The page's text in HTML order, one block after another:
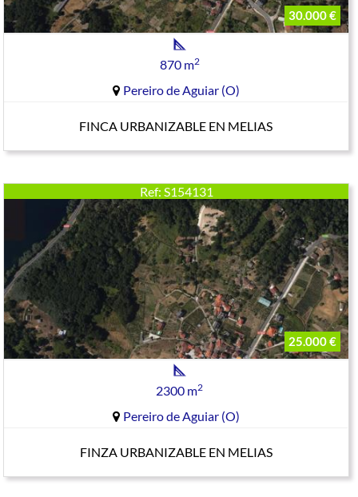
30.000 €
870 m2
Pereiro de Aguiar (O)
FINCA URBANIZABLE EN MELIAS
Ref: S154131
25.000 €
2300 m2
Pereiro de Aguiar (O)
FINZA URBANIZABLE EN MELIAS